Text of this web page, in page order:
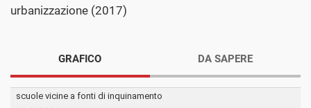
urbanizzazione (2017)
GRAFICO DA SAPERE